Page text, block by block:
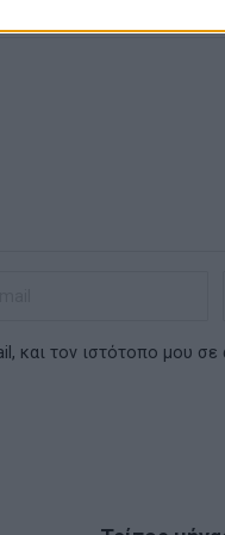
και τον ιστότοπο μου σε